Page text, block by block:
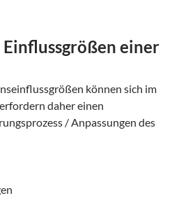
einer
können sich im
daher einen
/ Anpassungen des